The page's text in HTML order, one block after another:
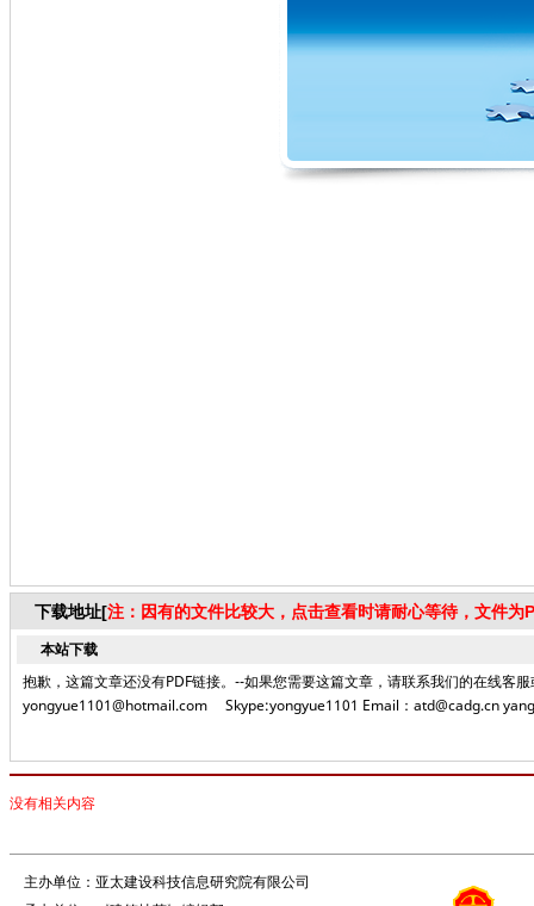
下载地址[注：因有的文件比较大，点击查看时请耐心等待，文件为
本站下载
抱歉，这篇文章还没有PDF链接。--如果您需要这篇文章，请联系我们的在线
yongyue1101@hotmail.com Skype:yongyue1101 Email：atd@cadg.cn
没有相关内容
主办单位：亚太建设科技信息研究院有限公司